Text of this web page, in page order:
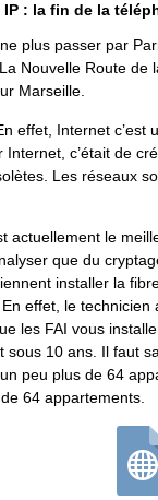
IP : la fin de la
plus passer par
Nouvelle Route
Marseille.
effet, Internet c’est
c’était de
Les réseaux
actuellement le
que du
installer la
effet, le
les FAI vous
10 ans. Il faut
peu plus de 64
64 appartements.